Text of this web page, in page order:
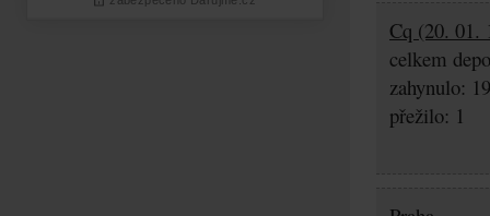
Cq (20. 01.
celkem
zahynulo:
přežilo: 1